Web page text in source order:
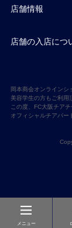
メニュー
店舗情報
店舗の入店につ
岡本商会オンラインシ
美容学生の方もご利用
この度、FC大阪チア
オフィシャルチアパー